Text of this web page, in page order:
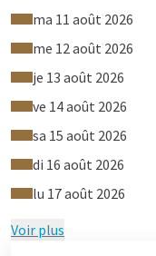
Beurre et pâtes
Assortiment de
Œufs à la
Saumon frit
Fruits frais
Et bien d'autres
Tarifs du buffet petit-
ma 11 août 2026
me 12 août 2026
je 13 août 2026
ve 14 août 2026
sa 15 août 2026
di 16 août 2026
lu 17 août 2026
Voir plus